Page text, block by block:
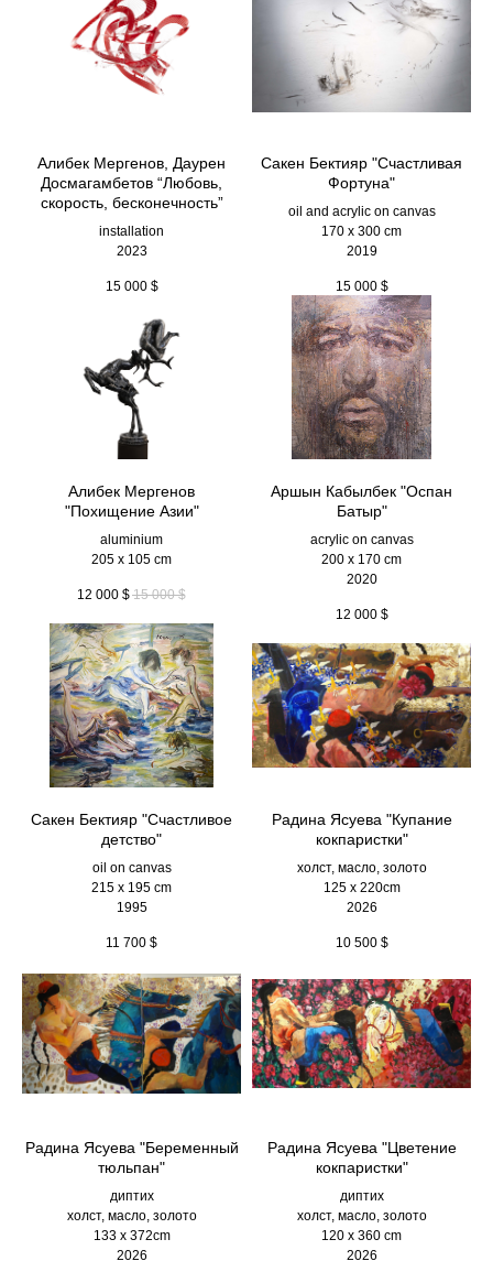
Алибек Мергенов, Даурен
Досмагамбетов “Любовь,
скорость, бесконечность”
installation
2023
15 000 $
Сакен Бектияр "Счастливая
Фортуна"
oil and acrylic on canvas
170 x 300 cm
2019
15 000 $
Алибек Мергенов
"Похищение Азии"
aluminium
205 x 105 cm
12 000 $ 15 000 $
Аршын Кабылбек "Оспан
Батыр"
acrylic on canvas
200 x 170 cm
2020
12 000 $
Сакен Бектияр "Счастливое
детство"
oil on canvas
215 x 195 cm
1995
11 700 $
Радина Ясуева "Купание
кокпаристки"
холст, масло, золото
125 х 220cm
2026
10 500 $
Радина Ясуева "Беременный
тюльпан"
диптих
холст, масло, золото
133 х 372cm
2026
Радина Ясуева "Цветение
кокпаристки"
диптих
холст, масло, золото
120 х 360 cm
2026